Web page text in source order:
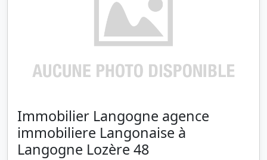
Immobilier Langogne agence
immobiliere Langonaise à
Langogne Lozère 48